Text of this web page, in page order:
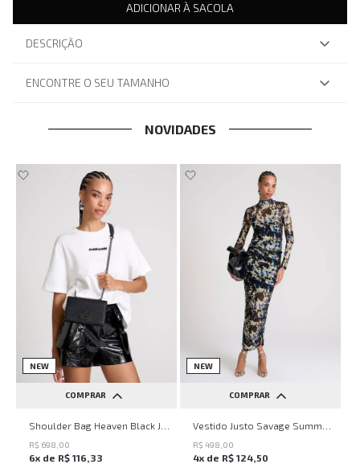
ADICIONAR À SACOLA
DESCRIÇÃO
ENCONTRE O SEU TAMANHO
NOVIDADES
NEW
COMPRAR
UN
R$ 698 00
6x de R$ 116 33
NEW
COMPRAR
PP P M G
R$ 498 00
4x de R$ 124 50